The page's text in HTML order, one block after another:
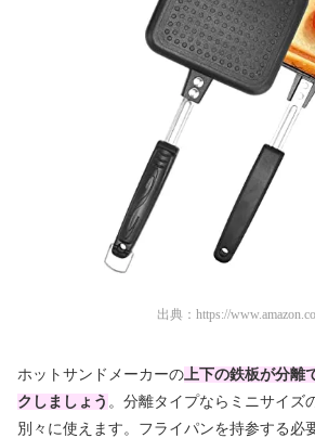
出典： https://
ホットサンドメーカーの 上下の鉄板が分離
クしましょう 。分離タイプならミニサイズ
別々に使えます。フライパンを持参する必